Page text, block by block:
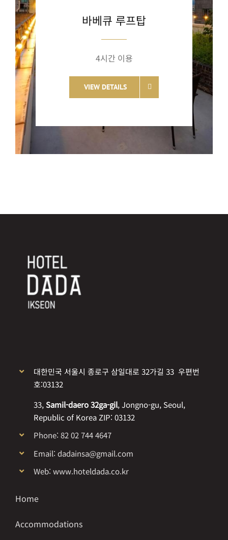
바베큐 루프탑
4시간 이용
VIEW DETAILS
대한민국 서울시 종로구 삼일대로 32가길 33 우편번
호:03132
33,Samil-daero 32ga-gil, Jongno-gu, Seoul,
Republic of Korea ZIP: 03132
Phone: 82 02 744 4647
Email: dadainsa@gmail.com
Web: www.hoteldada.co.kr
Home
Accommodations